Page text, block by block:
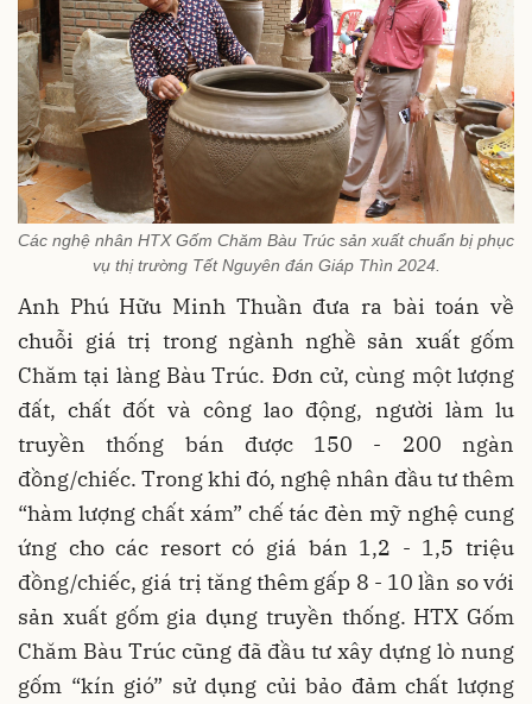
Các nghệ nhân HTX Gốm Chăm Bàu Trúc sản xuất chuẩn bị phục
vụ thị trường Tết Nguyên đán Giáp Thìn 2024.
Anh Phú Hữu Minh Thuần đưa ra bài toán về
chuỗi giá trị trong ngành nghề sản xuất gốm
Chăm tại làng Bàu Trúc. Đơn cử, cùng một lượng
đất, chất đốt và công lao động, người làm lu
truyền thống bán được 150 - 200 ngàn
đồng/chiếc. Trong khi đó, nghệ nhân đầu tư thêm
“hàm lượng chất xám” chế tác đèn mỹ nghệ cung
ứng cho các resort có giá bán 1,2 - 1,5 triệu
đồng/chiếc, giá trị tăng thêm gấp 8 - 10 lần so với
sản xuất gốm gia dụng truyền thống. HTX Gốm
Chăm Bàu Trúc cũng đã đầu tư xây dựng lò nung
gốm “kín gió” sử dụng củi bảo đảm chất lượng